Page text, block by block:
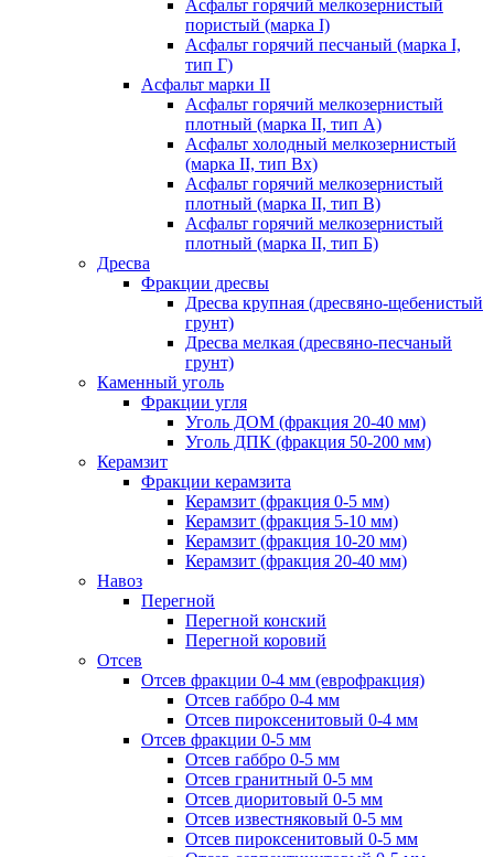
Асфальт горячий мелкозернистый
пористый (марка I)
Асфальт горячий песчаный (марка I,
тип Г)
Асфальт марки II
Асфальт горячий мелкозернистый
плотный (марка II, тип А)
Асфальт холодный мелкозернистый
(марка II, тип Вх)
Асфальт горячий мелкозернистый
плотный (марка II, тип В)
Асфальт горячий мелкозернистый
плотный (марка II, тип Б)
Дресва
Фракции дресвы
Дресва крупная (дресвяно-щебенистый
грунт)
Дресва мелкая (дресвяно-песчаный
грунт)
Каменный уголь
Фракции угля
Уголь ДОМ (фракция 20-40 мм)
Уголь ДПК (фракция 50-200 мм)
Керамзит
Фракции керамзита
Керамзит (фракция 0-5 мм)
Керамзит (фракция 5-10 мм)
Керамзит (фракция 10-20 мм)
Керамзит (фракция 20-40 мм)
Навоз
Перегной
Перегной конский
Перегной коровий
Отсев
Отсев фракции 0-4 мм (еврофракция)
Отсев габбро 0-4 мм
Отсев пироксенитовый 0-4 мм
Отсев фракции 0-5 мм
Отсев габбро 0-5 мм
Отсев гранитный 0-5 мм
Отсев диоритовый 0-5 мм
Отсев известняковый 0-5 мм
Отсев пироксенитовый 0-5 мм